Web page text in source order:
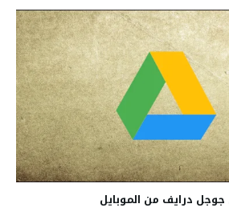
درايف من الموبايل